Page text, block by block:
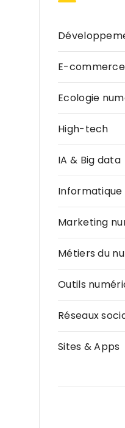
E-commerce
Ecologie
High-tech
IA & Big data
Informatique
Marketing
Métiers du
Outils
Réseaux
Sites & Apps